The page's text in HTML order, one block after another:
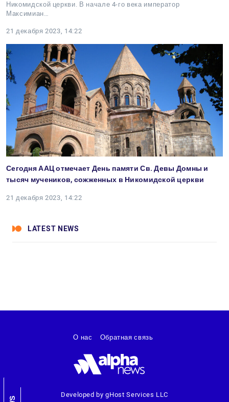
Никомидской церкви. В начале 4-го века император
Максимиан…
21 декабря 2023, 14:22
Сегодня ААЦ отмечает День памяти Св. Девы Домны и
тысяч мучеников, сожженных в Никомидской церкви
21 декабря 2023, 14:22
LATEST NEWS
Developed by gHost Services LLC
О нас Обратная связь